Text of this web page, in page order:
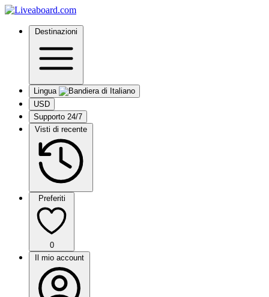
Destinazioni
Lingua
USD
Supporto 24/7
Visti di recente
Preferiti
0
Il mio account